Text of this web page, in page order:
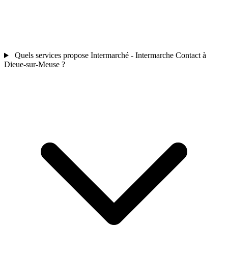
Quels services propose Intermarché - Intermarche Contact à
Dieue-sur-Meuse ?